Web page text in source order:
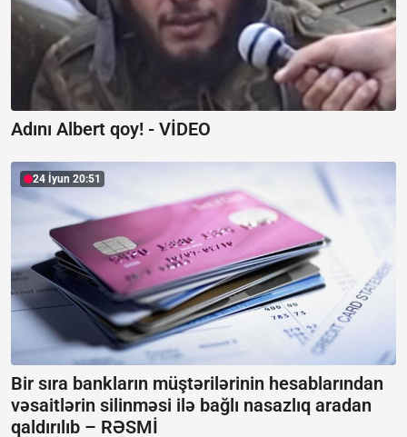
Adını Albert qoy! - VİDEO
24 İyun 20:51
Bir sıra bankların müştərilərinin hesablarından
vəsaitlərin silinməsi ilə bağlı nasazlıq aradan
qaldırılıb – RƏSMİ